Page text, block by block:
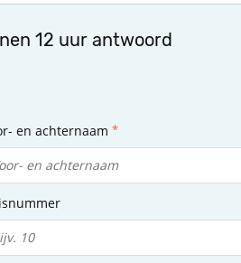
12 uur antwoord
en achternaam